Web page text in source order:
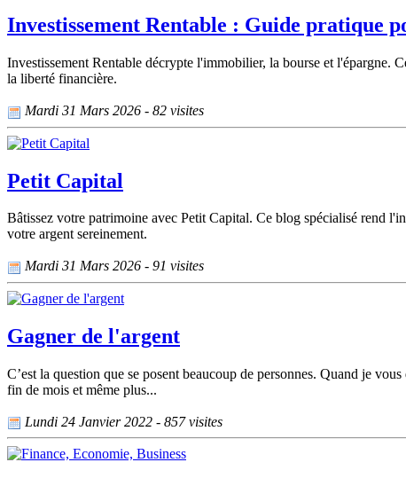
Investissement Rentable : Guide pratique
Investissement Rentable décrypte l'immobilier, la bourse et l'épargne.
la liberté financière.
Mardi 31 Mars 2026 - 82 visites
Petit Capital
Bâtissez votre patrimoine avec Petit Capital. Ce blog spécialisé rend
votre argent sereinement.
Mardi 31 Mars 2026 - 91 visites
Gagner de l'argent
C’est la question que se posent beaucoup de personnes. Quand je
fin de mois et même plus...
Lundi 24 Janvier 2022 - 857 visites